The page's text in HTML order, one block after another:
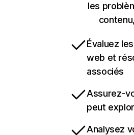
les
Évaluez
web et
associés
Assurez-
peut
Analysez